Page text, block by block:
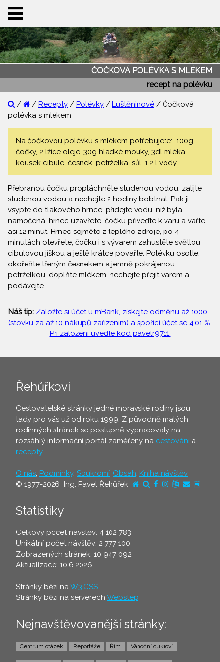
ČOČKOVÁ POLÉVKA S MLÉKEM
recept na polévku
/ / Recepty / Polévky / Luštěninové / Čočková
polévka s mlékem
Na čočkovou polévku s mlékem potřebujete: 100g
čočky, 2 lžíce oleje, 30g hladké mouky, 3dl mléka,
kousek cibule, česnek, petrželka, sůl, 1.2 l vody.
Přebranou čočku propláchněte studenou vodou, zalijte
studenou vodou a nechejte 2 hodiny bobtnat. Pak ji
vsypte do tlakového hrnce, přidejte vodu, níž byla
namočená, hrnec uzavřete, čočku přiveďte k varu a vařte
asi 12 minut. Hrnec sejměte z teplého zdroje, po 4
minutách otevřete, čočku i s vývarem zahustěte světlou
cibulovou jíškou a ještě krátce povařte. Polévku osolte,
okořeňte třeným česnekem a jemně pokrájenou
petrželkou, doplňte mlékem, nechejte přejít varem a
podávejte.
Náš tip: Založte si účet u mBank, získejte odměnu až 1000,-
(stovku za až 10 nákupů zařízením) a spořící účet se 4,01 %.
Při založení uveďte kód pavelr9711.
Řehůřkovi
Cestovatelské stránky jedné moravské rodiny jsou
tady pro vás už od roku 1999. Z původně malých
rodinných stránek se postupně vypracovaly na
rozsáhlý informační portál zaměřený na cestování a
recepty.
O nás, Podmínky, Soukromí, Obsah, Kniha návštěv
© 1977-2026 Ing. Pavel Řehůřek
Statistiky
Celkový počet návštěv: 4 102 783
Unikátní počet návštěv: 2 777 100
Zobrazených stránek: 10 947 092
Aktualizace: 10.6.2026
Stránky běží naW3.CSS
Stránky běží na serverech Webstep
Nejnavštěvovanější stránky:
Centrum otázek Reportáže Řím Vánoční cukroví